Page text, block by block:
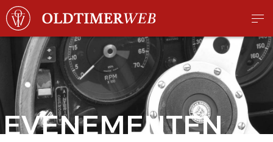
EVENEMENTEN